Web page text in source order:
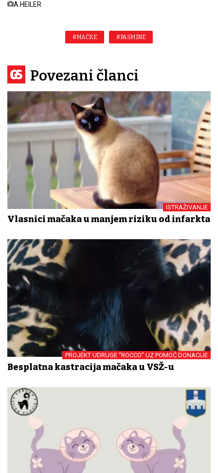
A.HEILER
#MAČKE #PASMINE
Povezani članci
ISTRAŽIVANJE
Vlasnici mačaka u manjem riziku od infarkta
PROJEKT UDRUGE “ROCCO” UZ POMOĆ DONACIJE
Besplatna kastracija mačaka u VSŽ-u